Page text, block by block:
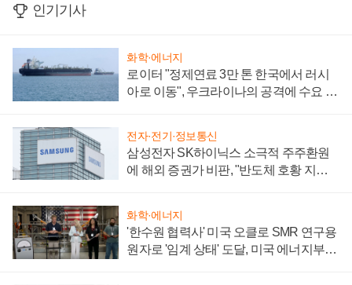
인기기사
화학·에너지
로이터 "정제연료 3만 톤 한국에서 러시
아로 이동", 우크라이나의 공격에 수요 늘
전자·전기·정보통신
삼성전자 SK하이닉스 소극적 주주환원
에 해외 증권가 비판, "반도체 호황 지속
화학·에너지
'한수원 협력사' 미국 오클로 SMR 연구용
원자로 '임계 상태' 도달, 미국 에너지부